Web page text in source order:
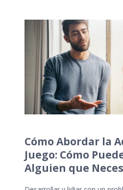
Cómo Abordar la
Juego: Cómo
Alguien que